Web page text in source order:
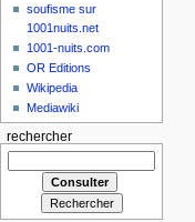
soufisme sur
1001nuits.net
1001-nuits.com
OR Editions
Wikipedia
Mediawiki
rechercher